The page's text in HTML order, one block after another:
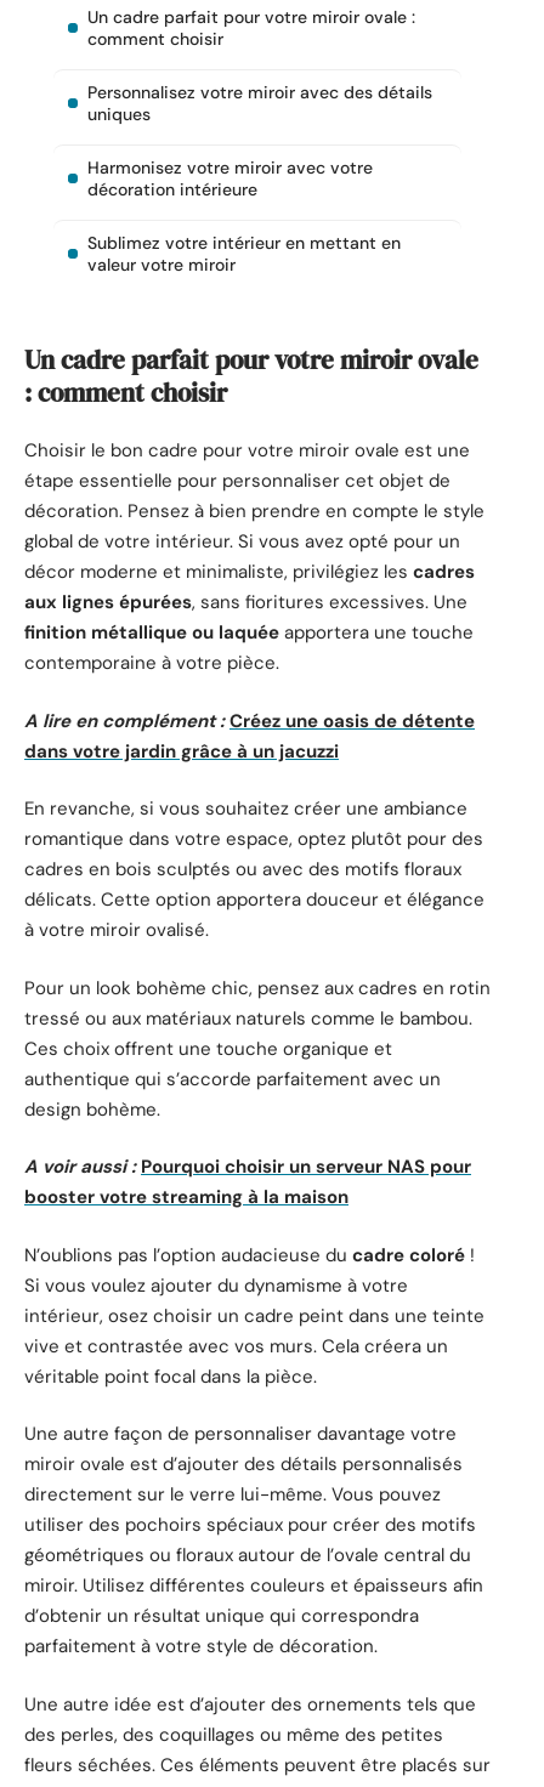
Un cadre parfait pour votre miroir ovale :
comment choisir
Personnalisez votre miroir avec des détails
uniques
Harmonisez votre miroir avec votre
décoration intérieure
Sublimez votre intérieur en mettant en
valeur votre miroir
Un cadre parfait pour votre miroir ovale
: comment choisir
Choisir le bon cadre pour votre miroir ovale est une
étape essentielle pour personnaliser cet objet de
décoration. Pensez à bien prendre en compte le style
global de votre intérieur. Si vous avez opté pour un
décor moderne et minimaliste, privilégiez les cadres
aux lignes épurées, sans fioritures excessives. Une
finition métallique ou laquée apportera une touche
contemporaine à votre pièce.
A lire en complément : Créez une oasis de détente
dans votre jardin grâce à un jacuzzi
En revanche, si vous souhaitez créer une ambiance
romantique dans votre espace, optez plutôt pour des
cadres en bois sculptés ou avec des motifs floraux
délicats. Cette option apportera douceur et élégance
à votre miroir ovalisé.
Pour un look bohème chic, pensez aux cadres en rotin
tressé ou aux matériaux naturels comme le bambou.
Ces choix offrent une touche organique et
authentique qui s’accorde parfaitement avec un
design bohème.
A voir aussi : Pourquoi choisir un serveur NAS pour
booster votre streaming à la maison
N’oublions pas l’option audacieuse du cadre coloré !
Si vous voulez ajouter du dynamisme à votre
intérieur, osez choisir un cadre peint dans une teinte
vive et contrastée avec vos murs. Cela créera un
véritable point focal dans la pièce.
Une autre façon de personnaliser davantage votre
miroir ovale est d’ajouter des détails personnalisés
directement sur le verre lui-même. Vous pouvez
utiliser des pochoirs spéciaux pour créer des motifs
géométriques ou floraux autour de l’ovale central du
miroir. Utilisez différentes couleurs et épaisseurs afin
d’obtenir un résultat unique qui correspondra
parfaitement à votre style de décoration.
Une autre idée est d’ajouter des ornements tels que
des perles, des coquillages ou même des petites
fleurs séchées. Ces éléments peuvent être placés sur